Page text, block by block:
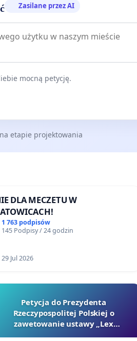
Zasilane przez AI
mocną petycję.
etapie projektowania
DLA MECZETU W
1 763 podpisów
145 Podpisy / 24 godzin
29 Jul 2026
Petycja do Prezydenta
Rzeczypospolitej Polskiej o
zawetowanie ustawy „Lex